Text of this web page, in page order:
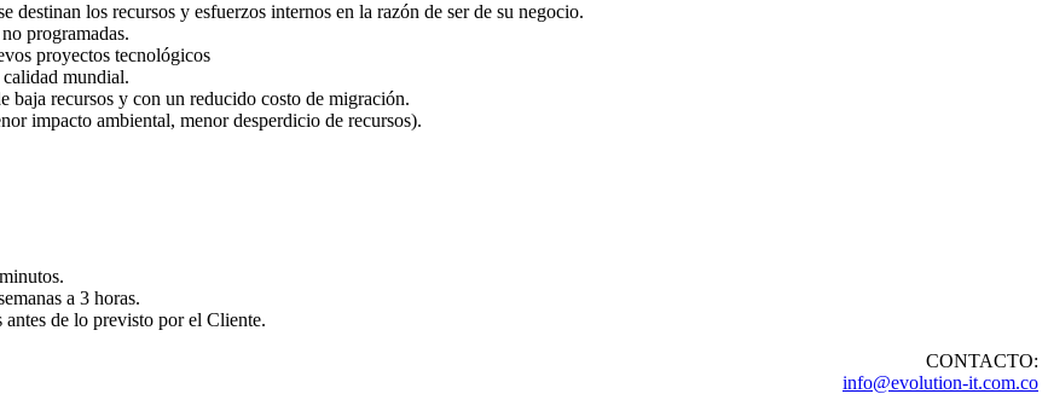
destinan los recursos y esfuerzos internos en la razón de ser de su negocio.
programadas.
proyectos tecnológicos
mundial.
baja recursos y con un reducido costo de migración.
impacto ambiental, menor desperdicio de recursos).
a 3 horas.
de lo previsto por el Cliente.
CONTACTO:
info@evolution-it.com.co